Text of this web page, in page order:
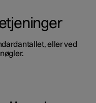
eller ved